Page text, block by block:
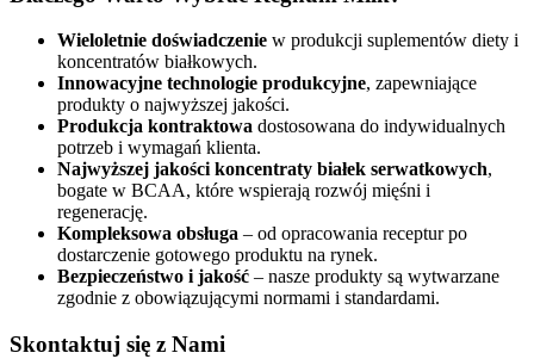
Wieloletnie doświadczenie w produkcji suplementów diety i
koncentratów białkowych.
Innowacyjne technologie produkcyjne, zapewniające
produkty o najwyższej jakości.
Produkcja kontraktowa dostosowana do indywidualnych
potrzeb i wymagań klienta.
Najwyższej jakości koncentraty białek serwatkowych,
bogate w BCAA, które wspierają rozwój mięśni i
regenerację.
Kompleksowa obsługa – od opracowania receptur po
dostarczenie gotowego produktu na rynek.
Bezpieczeństwo i jakość – nasze produkty są wytwarzane
zgodnie z obowiązującymi normami i standardami.
Skontaktuj się z Nami